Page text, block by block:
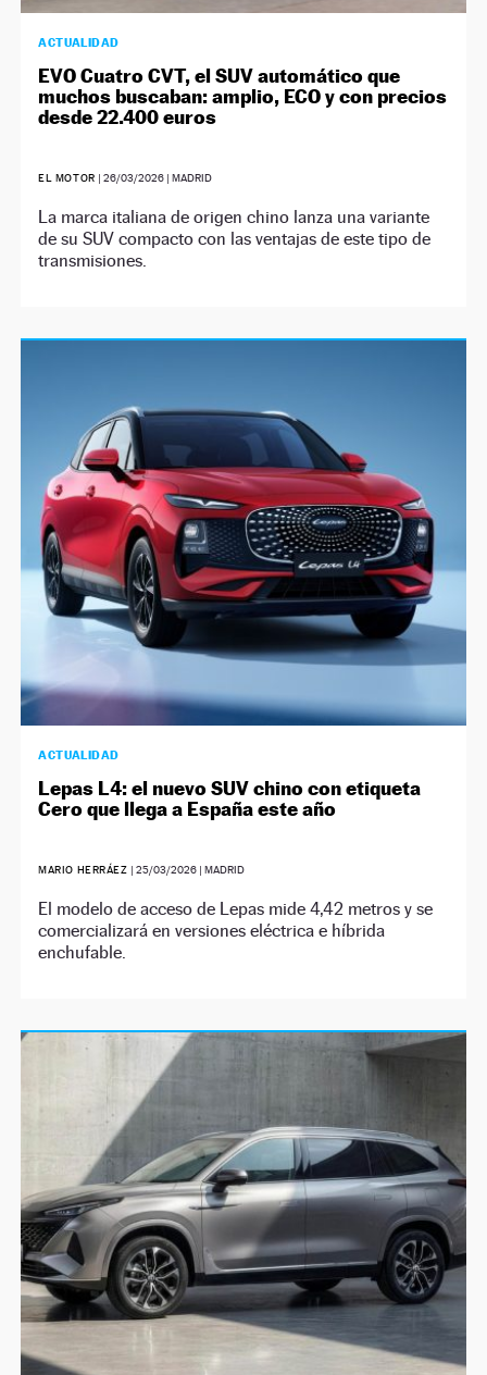
ACTUALIDAD
EVO Cuatro CVT, el SUV automático que
muchos buscaban: amplio, ECO y con precios
desde 22.400 euros
EL MOTOR |26/03/2026 | MADRID
La marca italiana de origen chino lanza una variante
de su SUV compacto con las ventajas de este tipo de
transmisiones.
ACTUALIDAD
Lepas L4: el nuevo SUV chino con etiqueta
Cero que llega a España este año
MARIO HERRÁEZ |25/03/2026 | MADRID
El modelo de acceso de Lepas mide 4,42 metros y se
comercializará en versiones eléctrica e híbrida
enchufable.